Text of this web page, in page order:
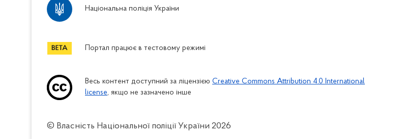
Національна поліція України
Портал працює в тестовому режимі
Весь контент доступний за ліцензією Creative Commons Attribution 4.0 International
license, якщо не зазначено інше
© Власність Національної поліції України 2026